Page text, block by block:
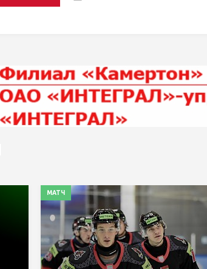
МАТЧ